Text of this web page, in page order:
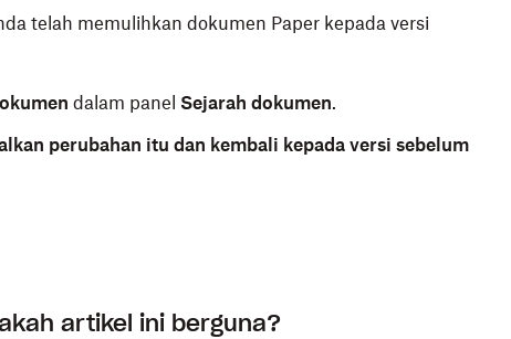
telah memulihkan dokumen Paper kepada versi
dalam panel Sejarah dokumen.
perubahan itu dan kembali kepada versi sebelum
artikel ini berguna?